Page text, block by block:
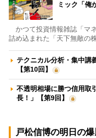
ミック「俺
かつて投資情報雑誌「マ
詰め込まれた「天下無敵の
テクニカル分析・集中講
【第10回】
不透明相場に勝つ信用
長！」【第9回】
戸松信博の明日の爆